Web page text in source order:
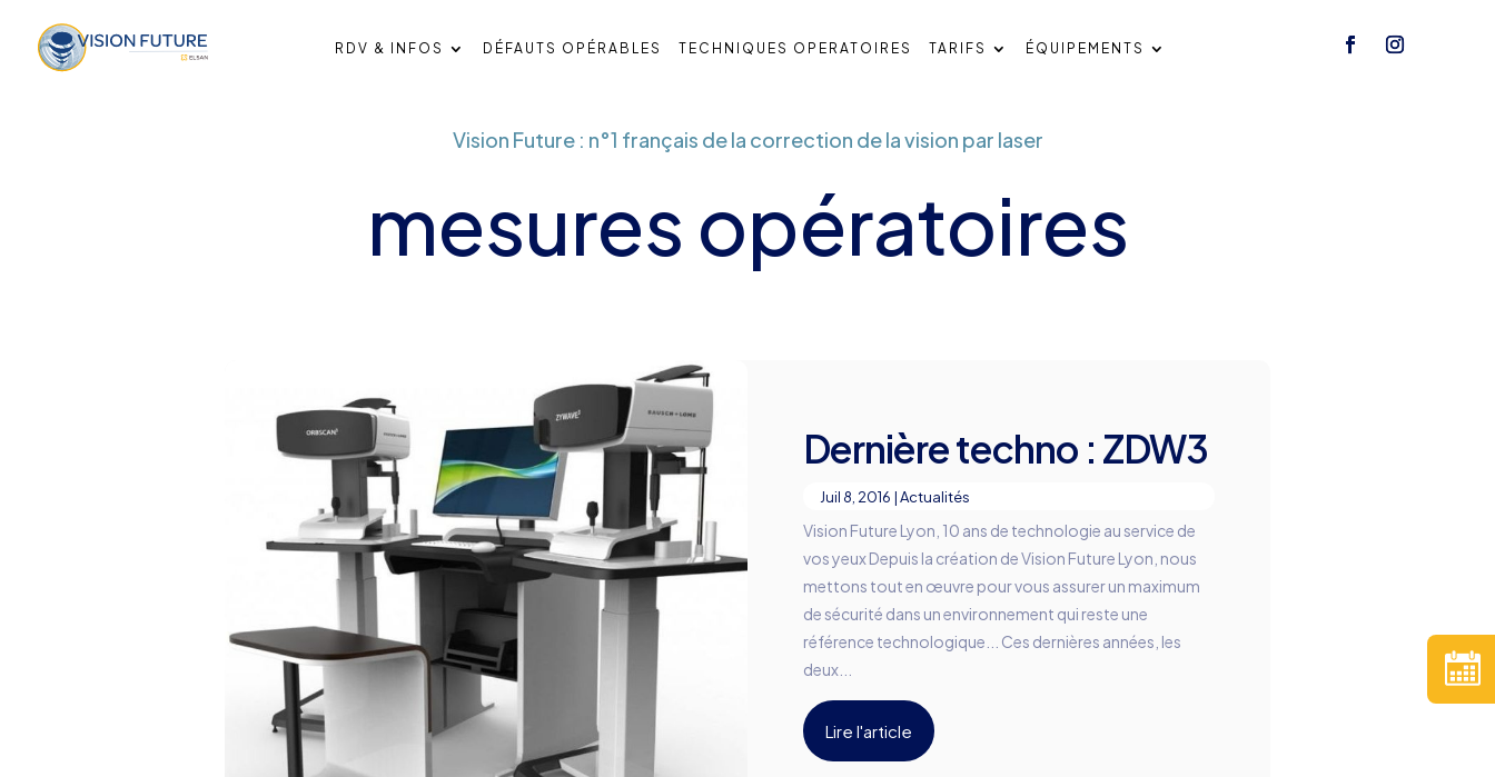
RDV & INFOS DÉFAUTS OPÉRABLES TECHNIQUES OPERATOIRES TARIFS ÉQUIPEMENTS
Vision Future : n°1 français de la correction de la vision par laser
mesures opératoires
Dernière techno : ZDW3
Juil 8, 2016 |Actualités
Vision Future Lyon, 10 ans de technologie au service de
vos yeux Depuis la création de Vision Future Lyon, nous
mettons tout en œuvre pour vous assurer un maximum
de sécurité dans un environnement qui reste une
référence technologique... Ces dernières années, les
deux...
Lire l'article